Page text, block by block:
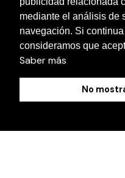
mediante el análisis de
navegación. Si
consideramos que
Saber más
No
Contacto
Blog